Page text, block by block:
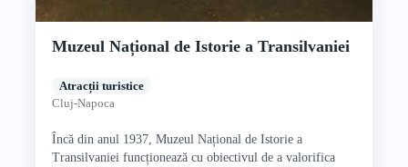
Muzeul Național de Istorie a Transilvaniei
Atracții turistice
Cluj-Napoca
Încă din anul 1937, Muzeul Național de Istorie a
Transilvaniei funcționează cu obiectivul de a valorifica